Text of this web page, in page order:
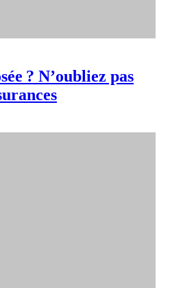
? N’oubliez pas